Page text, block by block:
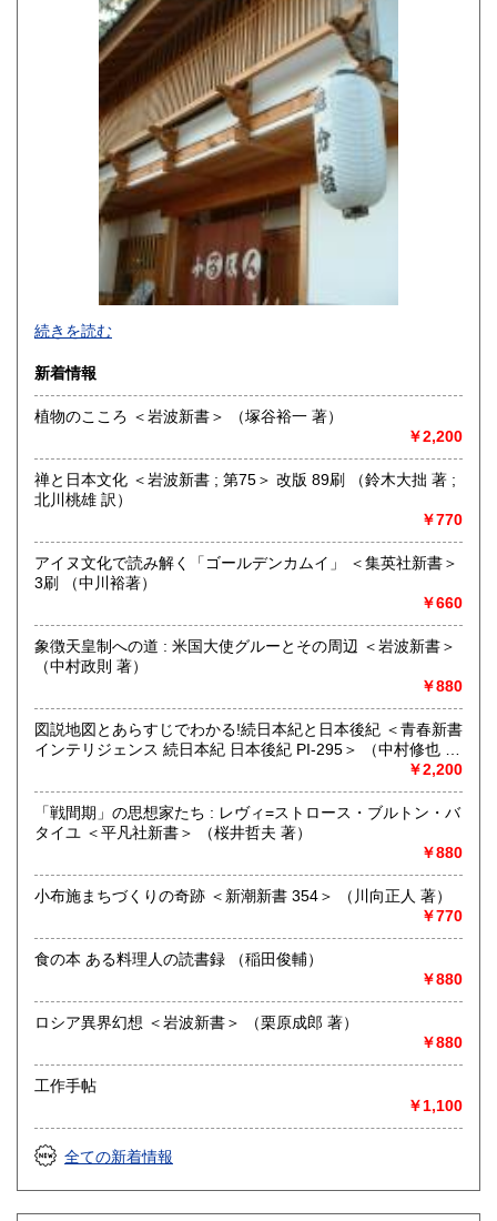
600円 鹿児島県
600円
追分コロニーは「豊かな暮らし」をテーマにした「村の古本
屋」です。人が精神的に豊かな生活を送るための 様々な遊び
的「衣・食・住、アート、音楽、旅、 趣味、健康、文芸、経
済、社会、哲学、政治」 等の幅広いテーマを扱います。
「日本の古本屋」で販売している古本は、隣りの「文化磁場
油や」で一部展示販売も春～秋にしています、堀辰雄、立原
道造、加藤周一などのゆかりの土地柄です。信州にお越しの
沿線名：しなの鉄道
最寄駅：信濃追分駅
定休日：火・水曜日(夏季:毎日営業、冬季:天気次第)
書籍の買取について
◇近隣であれば書籍の買取をしています。少数であれば店へ
の持ち込み、あるいは量が多い場合はまずは電話などで相談
をさせていただくこともあります。
買取が出来る本とそうでない本があります、メール・電話等
で連絡頂ければと思います。
哲学宗教、歴史、社会科学、美術工芸、外国文学、趣味、サ
続きを読む
新着情報
植物のこころ ＜岩波新書＞ （塚谷裕一 著）
￥2,200
禅と日本文化 ＜岩波新書 ; 第75＞ 改版 89刷 （鈴木大拙 著 ;
北川桃雄 訳）
￥770
アイヌ文化で読み解く「ゴールデンカムイ」 ＜集英社新書＞
3刷 （中川裕著）
￥660
象徴天皇制への道 : 米国大使グルーとその周辺 ＜岩波新書＞
（中村政則 著）
￥880
図説地図とあらすじでわかる!続日本紀と日本後紀 ＜青春新書
インテリジェンス 続日本紀 日本後紀 PI-295＞ （中村修也 監
￥2,200
「戦間期」の思想家たち : レヴィ=ストロース・ブルトン・バ
タイユ ＜平凡社新書＞ （桜井哲夫 著）
￥880
小布施まちづくりの奇跡 ＜新潮新書 354＞ （川向正人 著）
￥770
食の本 ある料理人の読書録 （稲田俊輔）
￥880
ロシア異界幻想 ＜岩波新書＞ （栗原成郎 著）
￥880
工作手帖
￥1,100
全ての新着情報